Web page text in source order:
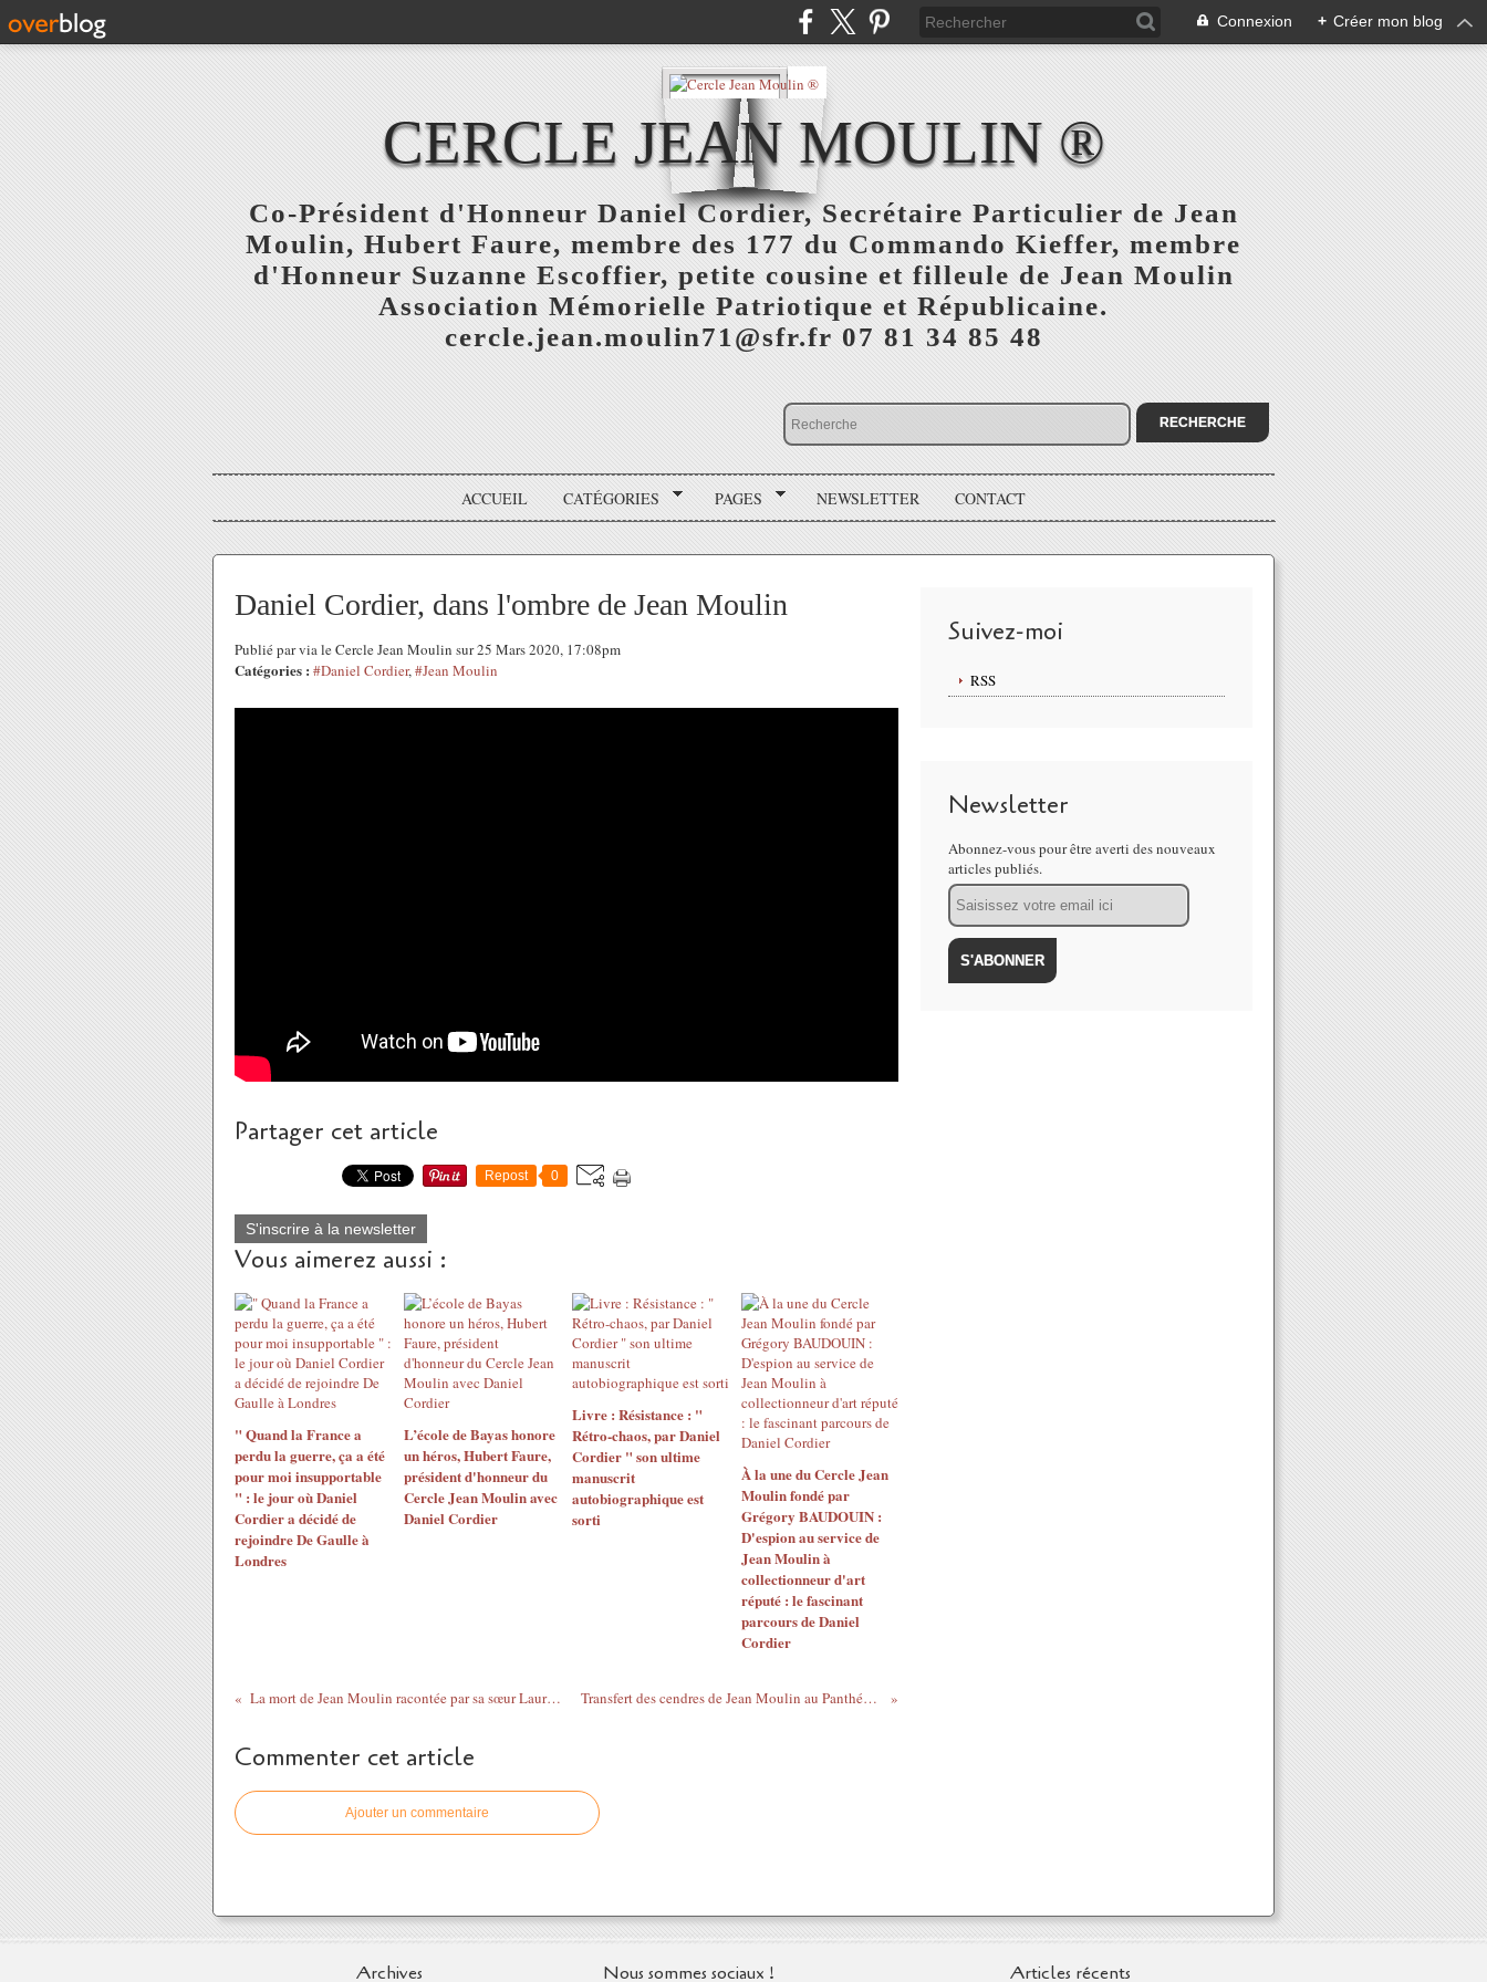
Connexion + Créer mon blog
CERCLE JEAN MOULIN ®
Co-Président d'Honneur Daniel Cordier, Secrétaire Particulier de Jean
Moulin, Hubert Faure, membre des 177 du Commando Kieffer, membre
d'Honneur Suzanne Escoffier, petite cousine et filleule de Jean Moulin
Association Mémorielle Patriotique et Républicaine.
cercle.jean.moulin71@sfr.fr 07 81 34 85 48
ACCUEIL CATÉGORIES PAGES NEWSLETTER CONTACT
Daniel Cordier, dans l'ombre de Jean Moulin
Publié par via le Cercle Jean Moulin sur 25 Mars 2020, 17:08pm
Catégories : #Daniel Cordier,#Jean Moulin
Partager cet article
Repost 0
S'inscrire à la newsletter
Vous aimerez aussi :
" Quand la France a
perdu la guerre, ça a été
pour moi insupportable
" : le jour où Daniel
Cordier a décidé de
rejoindre De Gaulle à
Londres
L’école de Bayas honore
un héros, Hubert Faure,
président d'honneur du
Cercle Jean Moulin avec
Daniel Cordier
Livre : Résistance : "
Rétro-chaos, par Daniel
Cordier " son ultime
manuscrit
autobiographique est
sorti
À la une du Cercle Jean
Moulin fondé par
Grégory BAUDOUIN :
D'espion au service de
Jean Moulin à
collectionneur d'art
réputé : le fascinant
parcours de Daniel
Cordier
La mort de Jean Moulin racontée par sa sœur Laure - #CulturePrime Transfert des cendres de Jean Moulin au Panthéon | Archive INA
Commenter cet article
Ajouter un commentaire
Suivez-moi
RSS
Newsletter
Abonnez-vous pour être averti des nouveaux
articles publiés.
Email
Archives Nous sommes sociaux ! Articles récents